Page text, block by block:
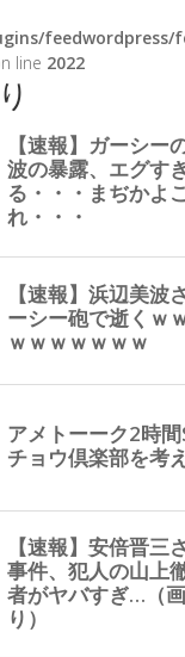
feedwordpress/
line 2022